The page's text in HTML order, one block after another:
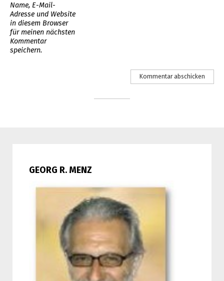
Name, E-Mail-
Adresse und Website
in diesem Browser
für meinen nächsten
Kommentar
speichern.
GEORG R. MENZ